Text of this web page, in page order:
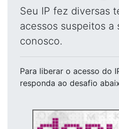
Seu IP fez diversas
acessos suspeitos a
conosco.
Para liberar o acesso do
responda ao desafio